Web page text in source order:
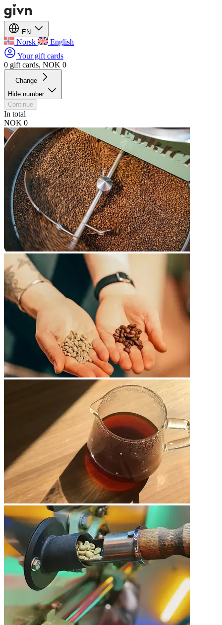
EN
Norsk
English
Your gift cards
0 gift cards, NOK 0
Change
Hide number
Continue
In total
NOK 0